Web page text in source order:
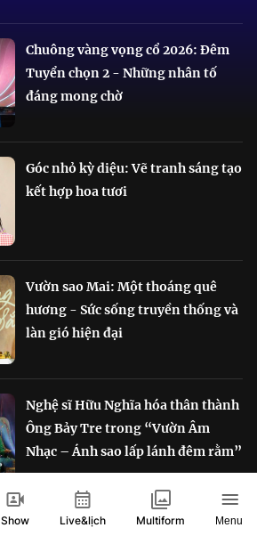
Chuông vàng vọng cổ 2026: Đêm
Tuyển chọn 2 - Những nhân tố
đáng mong chờ
Góc nhỏ kỳ diệu: Vẽ tranh sáng tạo
kết hợp hoa tươi
Vườn sao Mai: Một thoáng quê
hương - Sức sống truyền thống và
làn gió hiện đại
Nghệ sĩ Hữu Nghĩa hóa thân thành
Ông Bảy Tre trong “Vườn Âm
Nhạc – Ánh sao lấp lánh đêm rằm”
Show Live&lịch Multiform Menu